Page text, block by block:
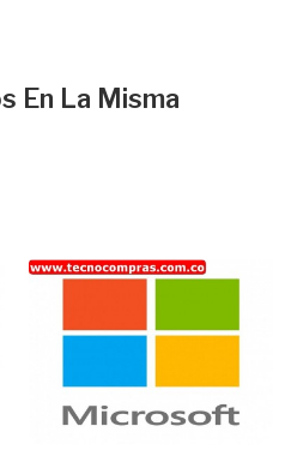
En La Misma